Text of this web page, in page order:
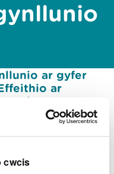
cwcis
ar gyfer
ar
sy’n
sy'n